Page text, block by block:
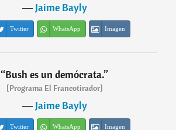
―Jaime Bayly
Twitter WhatsApp Imagen
“Bush es un demócrata.”
[Programa El Francotirador]
―Jaime Bayly
Twitter WhatsApp Imagen